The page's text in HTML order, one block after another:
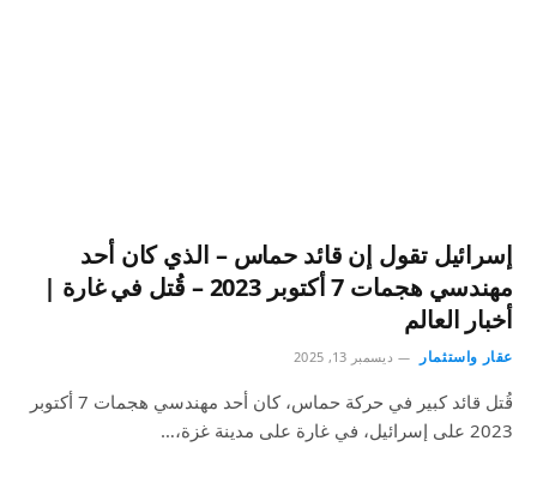
إسرائيل تقول إن قائد حماس – الذي كان أحد
مهندسي هجمات 7 أكتوبر 2023 – قُتل في غارة |
أخبار العالم
عقار واستثمار ديسمبر 13, 2025
قُتل قائد كبير في حركة حماس، كان أحد مهندسي هجمات 7 أكتوبر
2023 على إسرائيل، في غارة على مدينة غزة،…